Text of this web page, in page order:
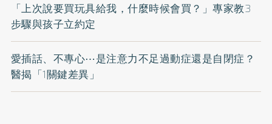
「上次說要買玩具給我，什麼時候會買？」專家教3
步驟與孩子立約定
愛插話、不專心⋯是注意力不足過動症還是自閉症？
醫揭「1關鍵差異」